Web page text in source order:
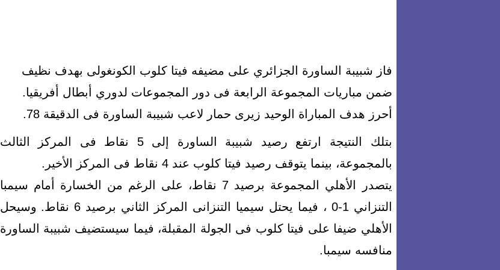
فاز شبيبة الساورة الجزائري على مضيفه فيتا كلوب الكونغولى بهدف نظيف
ضمن مباريات المجموعة الرابعة فى دور المجموعات لدوري أبطال أفريقيا.
أحرز هدف المباراة الوحيد زيرى حمار لاعب شبيبة الساورة فى الدقيقة 78.
بتلك النتيجة ارتفع رصيد شبيبة الساورة إلى 5 نقاط فى المركز الثالث
بالمجموعة، بينما يتوقف رصيد فيتا كلوب عند 4 نقاط فى المركز الأخير.
يتصدر الأهلي المجموعة برصيد 7 نقاط، على الرغم من الخسارة أمام سيمبا
التنزاني 1-0 ، فيما يحتل سيميا التنزانى المركز الثاني برصيد 6 نقاط. وسيحل
الأهلي ضيفا على فيتا كلوب فى الجولة المقبلة، فيما سيستضيف شبيبة الساورة
منافسه سيمبا.